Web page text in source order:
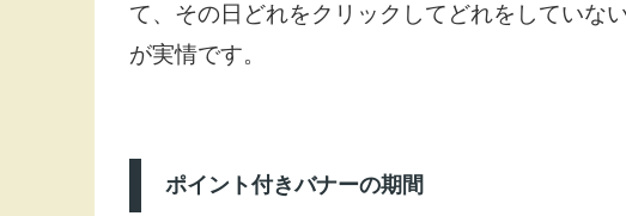
て、その日どれをクリックしてどれをしていな
が実情です。
ポイント付きバナーの期間